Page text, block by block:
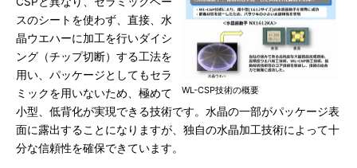
WL-CSP技術の概要
スのシートを使わず、直接、水
晶ウエハーに加工を行いダイシ
ング（チップ切断）する工法を
用い、パッケージとしてもセラ
ミックを用いないため、極めて
小型、低背化が実現できる技術です。水晶の一部がパッケージ表
面に露出することになりますが、独自の水晶加工技術によって十
分な信頼性を確保できています。